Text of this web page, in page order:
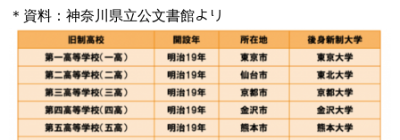
＊資料：神奈川県立公文書館より